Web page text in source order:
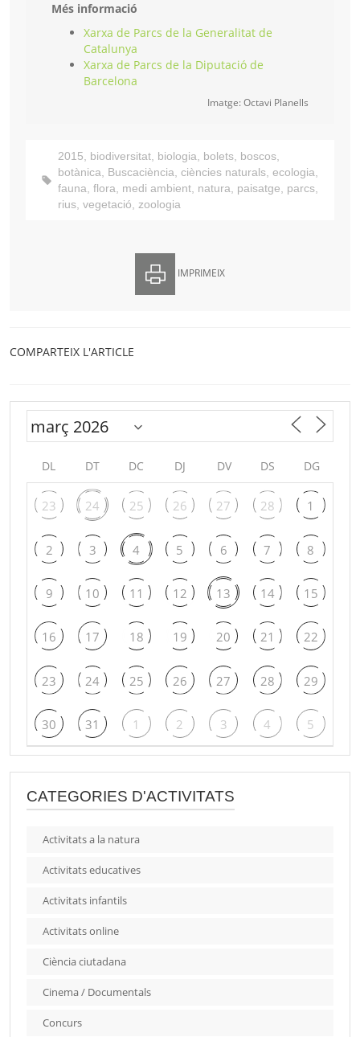
Més informació
Xarxa de Parcs de la Generalitat de
Catalunya
Xarxa de Parcs de la Diputació de
Barcelona
Imatge: Octavi Planells
2015, biodiversitat, biologia, bolets, boscos,
botànica, Buscaciència, ciències naturals, ecologia,
fauna, flora, medi ambient, natura, paisatge, parcs,
rius, vegetació, zoologia
IMPRIMEIX
COMPARTEIX L'ARTICLE
DL DT DC DJ DV DS DG
23 24 25 26 27 28 1
2 3 4 5 6 7 8
9 10 11 12 13 14 15
16 17 18 19 20 21 22
23 24 25 26 27 28 29
30 31 1 2 3 4 5
CATEGORIES D'ACTIVITATS
Activitats a la natura
Activitats educatives
Activitats infantils
Activitats online
Ciència ciutadana
Cinema / Documentals
Concurs